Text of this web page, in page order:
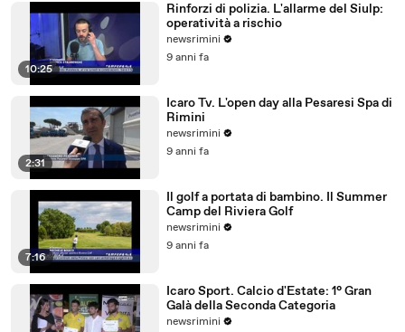
10:25
Rinforzi di polizia. L'allarme del Siulp:
operatività a rischio
newsrimini
9 anni fa
2:31
Icaro Tv. L'open day alla Pesaresi Spa di
Rimini
newsrimini
9 anni fa
7:16
Il golf a portata di bambino. Il Summer
Camp del Riviera Golf
newsrimini
9 anni fa
Icaro Sport. Calcio d'Estate: 1° Gran
Galà della Seconda Categoria
newsrimini